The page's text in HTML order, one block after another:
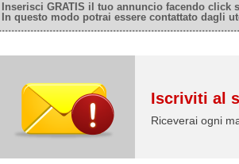
Inserisci GRATIS il tuo annuncio facendo click
In questo modo potrai essere contattato dagli
Iscriviti al
Riceverai ogni